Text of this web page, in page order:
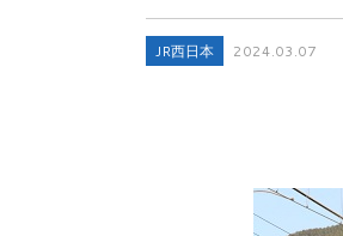
JR西日本 2024.03.07